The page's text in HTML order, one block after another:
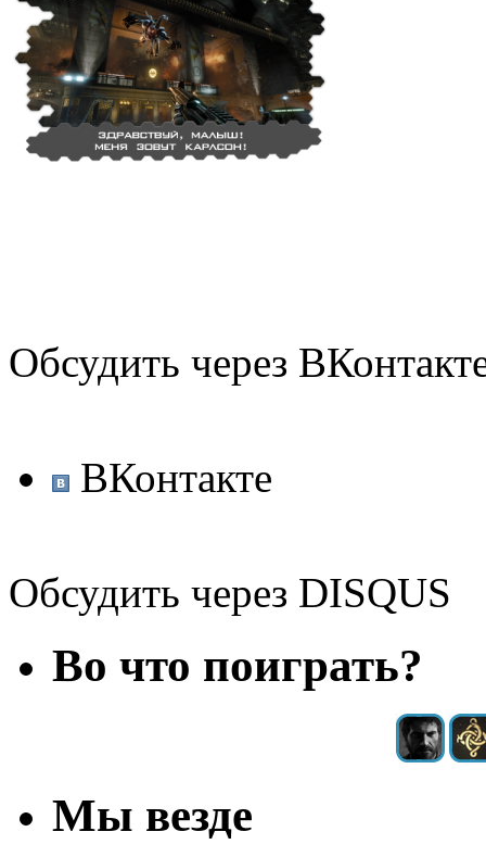
Обсудить через
ВКонтакте
Обсудить через DISQUS
Во что поиграть?
Мы везде